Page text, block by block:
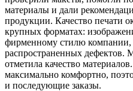
материалы и дали
продукции. Качество печати
крупных форматах:
фирменному стилю компании,
распространенных дефектов.
отметила качество
максимально комфортно,
и последующие заказы.